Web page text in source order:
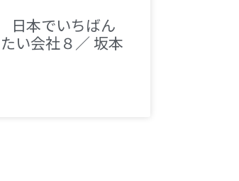
本でいちばん
い会社８／ 坂本